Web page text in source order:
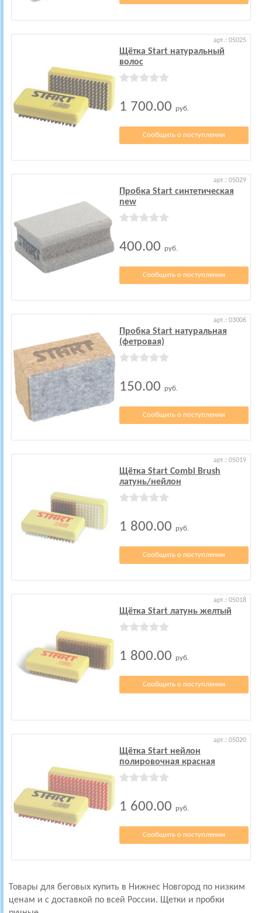
арт.: 05025
Щётка Start натуральный
волос
1 700.00 руб.
Сообщить о поступлении
арт.: 05029
Пробка Start синтетическая
new
400.00 руб.
Сообщить о поступлении
арт.: 03006
Пробка Start натуральная
(фетровая)
150.00 руб.
Сообщить о поступлении
арт.: 05019
Щётка Start Combi Brush
латунь/нейлон
1 800.00 руб.
Сообщить о поступлении
арт.: 05018
Щётка Start латунь желтый
1 800.00 руб.
Сообщить о поступлении
арт.: 05020
Щётка Start нейлон
полировочная красная
1 600.00 руб.
Сообщить о поступлении
Товары для беговых купить в Нижнес Новгород по низким
ценам и с доставкой по всей России. Щетки и пробки